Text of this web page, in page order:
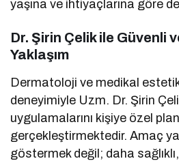
yaşına ve ihtiyaçlarına göre
Dr. Şirin Çelik ile Güvenli
Yaklaşım
Dermatoloji ve medikal
deneyimiyle Uzm. Dr. Şirin
uygulamalarını kişiye özel
gerçekleştirmektedir. Amaç
göstermek değil; daha